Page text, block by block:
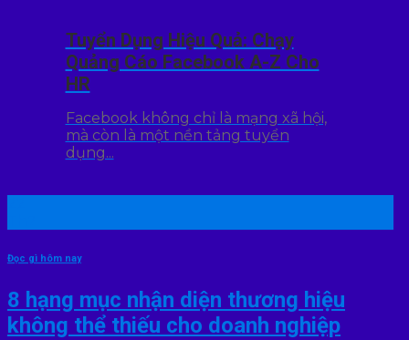
Tuyển Dụng Hiệu Quả: Chạy
Quảng Cáo Facebook A-Z Cho
HR
Facebook không chỉ là mạng xã hội,
mà còn là một nền tảng tuyển
dụng...
Đọc gì hôm nay
8 hạng mục nhận diện thương hiệu
không thể thiếu cho doanh nghiệp